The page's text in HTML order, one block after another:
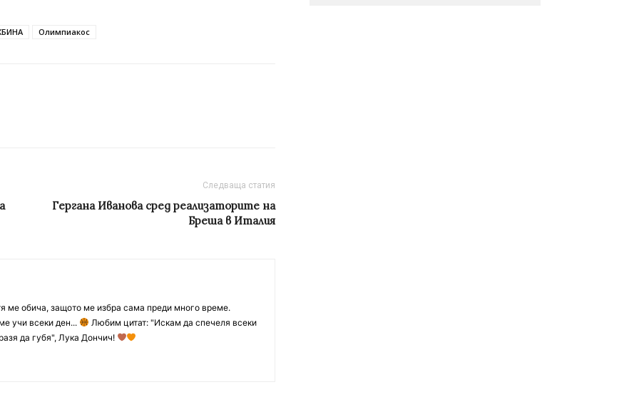
Олимпиакос
Следваща статия
Гергана Иванова сред реализаторите на
Бреша в Италия
ме обича, защото ме избра сама преди много време.
учи всеки ден...
Любим цитат: "Искам да спечеля всеки
да губя", Лука Дончич!